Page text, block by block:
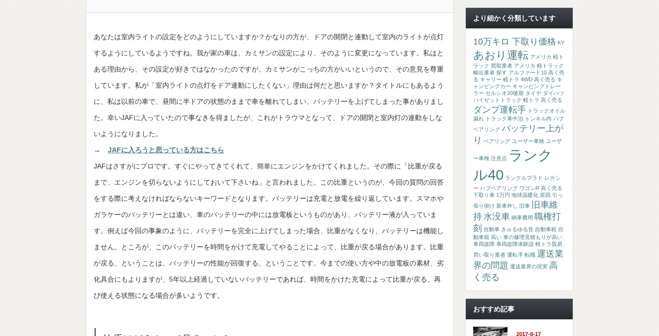
あなたは室内ライトの設定をどのようにしていますか？かなりの方が、ドアの開閉と連動して室内のライトが点灯
するようにしているようですね。我が家の車は、カミサンの設定により、そのように変更になっています。私はと
ある理由から、その設定が好きではなかったのですが、カミサンがこっちの方がいいというので、その意見を尊重
しています。私が「室内ライトの点灯をドア連動にしたくない」理由は何だと思いますか？タイトルにもあるよう
に、私は以前の車で、昼間に半ドアの状態のままで車を離れてしまい、バッテリーを上げてしまった事がありまし
た。幸いJAFに入っていたので事なきを得ましたが、これがトラウマとなって、ドアの開閉と室内灯の連動をしな
いようになりました。
→ JAFに入ろうと思っている方はこちら
JAFはさすがにプロです。すぐにやってきてくれて、簡単にエンジンをかけてくれました。その際に「比重が戻る
まで、エンジンを切らないようにしておいて下さいね」と言われました。この比重というのが、今回の質問の回答
をする際に考えなければならないキーワードとなります。バッテリーは充電と放電を繰り返しています。スマホや
ガラケーのバッテリーとは違い、車のバッテリーの中には放電板というものがあり、バッテリー液が入っていま
す。例えば今回の事象のように、バッテリーを完全に上げてしまった場合、比重がなくなり、バッテリーは機能し
ません。ところが、このバッテリーを時間をかけて充電してやることによって、比重が戻る場合があります。比重
が戻る、ということは、バッテリーの性能が回復する、ということです。今までの使い方や中の放電板の素材、劣
化具合にもよりますが、5年以上経過していないバッテリーであれば、時間をかけた充電によって比重が戻る、再
び使える状態になる場合が多いようです。
より細かく分類しています
10万キロ 下取り価格 KY
あおり運転 アメリカ 軽ト
ラック 買取業者 アメリカ 軽トラック
輸出業者 探す アルファード10 高く売
る キャリー 軽トラ 4WD 高く売る キ
ャンピングカー キャンピングトレー
ラー セルシオ20後期 タイヤ ダイハツ
ハイゼットトラック 軽トラ 高く売る
ダンプ運転手
トラックオイル
漏れ
トラック車中泊 トンネル内 ハブ
ベアリング バッテリー上が
り ベアリング ユーザー車検 ユーザ
ー車検 注意点 ランク
ル40 ランクルプラド レガシ
ー ハブベアリング ワゴンR 高く売る
下取り車 1万円 地球温暖化 原因 引っ
張り掛け 新車外し 旧車
旧車維
持水没車 納車費用 職権打
刻
自動車 きゅるゆる音 自動車税 自
動車税 高い 車の修理見積もりが高い
車両故障 車両故障体験談 軽トラ貿易
買い取り業者 運転手 転職 運送業
界の問題 運送業界の現実 高
く売る
おすすめ記事
2017-8-17